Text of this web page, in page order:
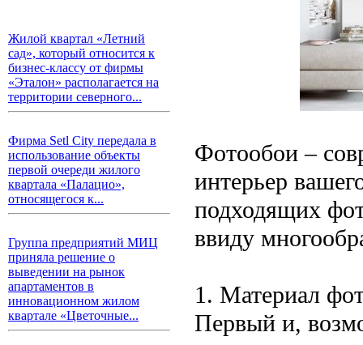
Жилой квартал «Летний
сад», который относится к
бизнес-классу от фирмы
«Эталон» располагается на
территории северного...
Фирма Setl City передала в
использование объекты
первой очереди жилого
квартала «Палацио»,
относящегося к...
Группа предприятий МИЦ
приняла решение о
выведении на рынок
апартаментов в
инновационном жилом
квартале «Цветочные...
Фотообои –
интерьер
подходящих
ввиду
1. Материал
Первый и,